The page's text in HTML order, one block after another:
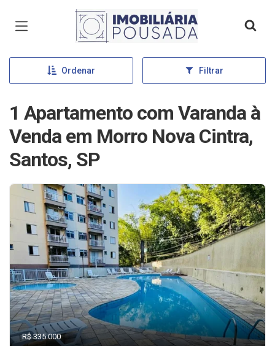
Página inicial
Ordenar Filtrar
1 Apartamento com Varanda à
Venda em Morro Nova Cintra,
Santos, SP
R$ 335.000